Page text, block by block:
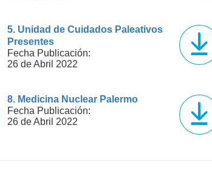
5. Unidad de Cuidados Paleativos
Presentes
Fecha Publicación:
26 de Abril 2022
8. Medicina Nuclear Palermo
Fecha Publicación:
26 de Abril 2022